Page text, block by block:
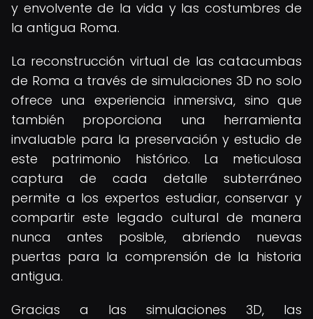
y envolvente de la vida y las costumbres de
la antigua Roma.
La reconstrucción virtual de las catacumbas
de Roma a través de simulaciones 3D no solo
ofrece una experiencia inmersiva, sino que
también proporciona una herramienta
invaluable para la preservación y estudio de
este patrimonio histórico. La meticulosa
captura de cada detalle subterráneo
permite a los expertos estudiar, conservar y
compartir este legado cultural de manera
nunca antes posible, abriendo nuevas
puertas para la comprensión de la historia
antigua.
Gracias a las simulaciones 3D, las